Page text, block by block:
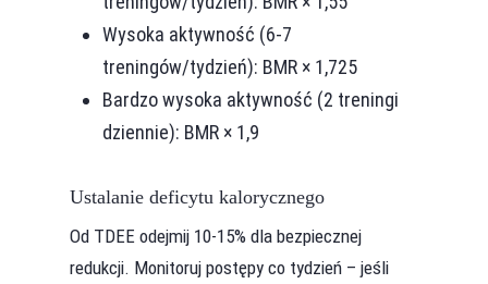
Wysoka aktywność (6-7
treningów/tydzień): BMR × 1,725
Bardzo wysoka aktywność (2 treningi
dziennie): BMR × 1,9
Ustalanie deficytu kalorycznego
Od TDEE odejmij 10-15% dla bezpiecznej
redukcji. Monitoruj postępy co tydzień – jeśli